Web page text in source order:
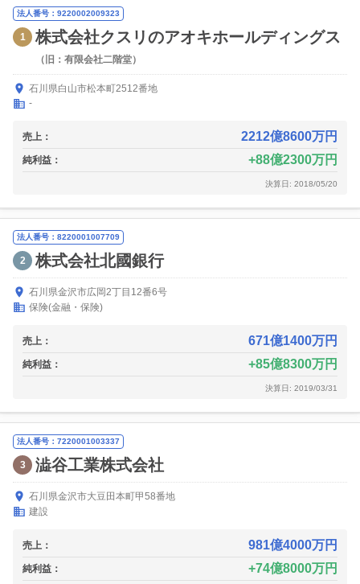
法人番号：9220002009323
1 株式会社クスリのアオキホールディングス
（旧：有限会社二階堂）
石川県白山市松本町2512番地
-
売上： 2212億8600万円
純利益： 88億2300万円
決算日: 2018/05/20
法人番号：8220001007709
2 株式会社北國銀行
石川県金沢市広岡2丁目12番6号
保険(金融・保険)
売上： 671億1400万円
純利益： 85億8300万円
決算日: 2019/03/31
法人番号：7220001003337
3 澁谷工業株式会社
石川県金沢市大豆田本町甲58番地
建設
売上： 981億4000万円
純利益： 74億8000万円